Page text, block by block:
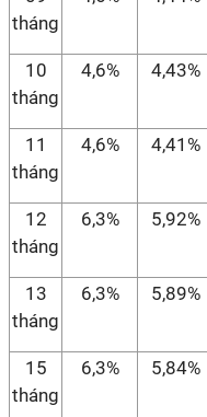
tháng
10
tháng
4,6% 4,43%
11
tháng
4,6% 4,41%
12
tháng
6,3% 5,92%
13
tháng
6,3% 5,89%
15
tháng
6,3% 5,84%